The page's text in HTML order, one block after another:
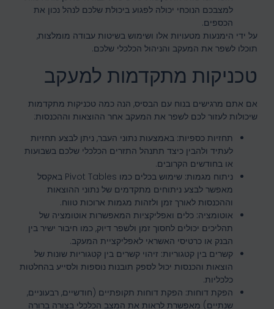
למצבכם הנוכחי יכולה לפגוע ביכולת שלכם לנהל נכון את
הכספים.
על ידי הימנעות מטעויות אלו ושימוש בשיטות עבודה מומלצות,
תוכלו לשפר את המעקב והניהול הכלכלי שלכם.
טכניקות מתקדמות למעקב
אם אתם מרגישים בנוח עם הבסיס, הנה כמה טכניקות מתקדמות
שיכולות לעזור לכם לשפר את המעקב אחר ההוצאות וההכנסות:
תחזיות כספיות: באמצעות נתוני העבר, ניתן לבצע תחזיות
לעתיד ולהבין כיצד תתנהל התזרים הכלכלי שלכם בשבועות
או בחודשים הקרובים.
ניתוח מגמות:
שימוש בכלים כמו Pivot Tables באקסל
מאפשר לבצע ניתוחים מתקדמים של נתוני ההוצאות
וההכנסות לאורך זמן ולזהות מגמות ארוכות טווח.
אוטומציה: כלים ואפליקציות המאפשרות אוטומציה של
תהליכים יכולים לחסוך זמן ולשפר דיוק, כמו חיבור ישיר בין
הבנק או כרטיסי האשראי לאפליקציית המעקב.
קשרים בין קטגוריות: זיהוי קשרים בין קטגוריות שונות של
הוצאות והכנסות יכול לספק תובנות נוספות ולסייע בהחלטות
כלכליות.
הפקת דוחות: הפקת דוחות תקופתיים (חודשיים, רבעוניים,
שנתיים) מאפשרת לראות את המצב הכלכלי בצורה ברורה